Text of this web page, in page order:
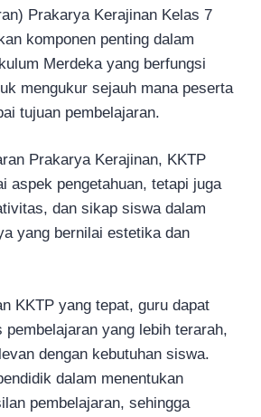
Prakarya Kerajinan Kelas 7
komponen penting dalam
Merdeka yang berfungsi
mengukur sejauh mana peserta
tujuan pembelajaran.
Prakarya Kerajinan, KKTP
aspek pengetahuan, tetapi juga
dan sikap siswa dalam
yang bernilai estetika dan
KKTP yang tepat, guru dapat
pembelajaran yang lebih terarah,
dengan kebutuhan siswa.
dalam menentukan
pembelajaran, sehingga